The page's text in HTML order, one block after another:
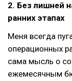
2. Без лишней
ранних этапах
Меня всегда
операционных
сама мысль о
ежемесячным